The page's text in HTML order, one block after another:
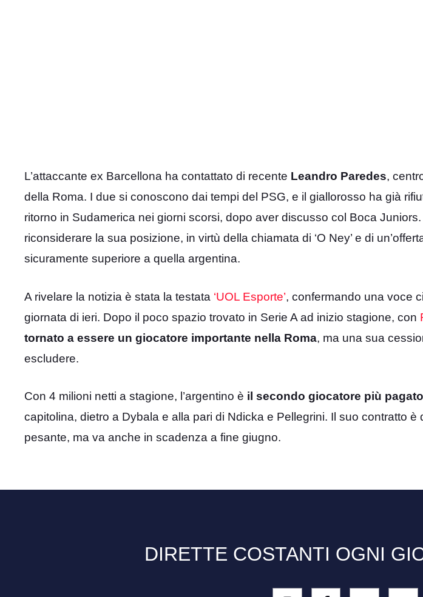
L’attaccante ex Barcellona ha contattato di recente Leandro Paredes,
della Roma. I due si conoscono dai tempi del PSG, e il giallorosso ha già
ritorno in Sudamerica nei giorni scorsi, dopo aver discusso col Boca
riconsiderare la sua posizione, in virtù della chiamata di ‘O Ney’ e di
sicuramente superiore a quella argentina.
A rivelare la notizia è stata la testata ‘UOL Esporte’, confermando una voce
giornata di ieri. Dopo il poco spazio trovato in Serie A ad inizio stagione, con
tornato a essere un giocatore importante nella Roma, ma una sua
escludere.
Con 4 milioni netti a stagione, l’argentino è il secondo giocatore più
capitolina, dietro a Dybala e alla pari di Ndicka e Pellegrini. Il suo contratto
pesante, ma va anche in scadenza a fine giugno.
DIRETTE COSTANTI OGNI